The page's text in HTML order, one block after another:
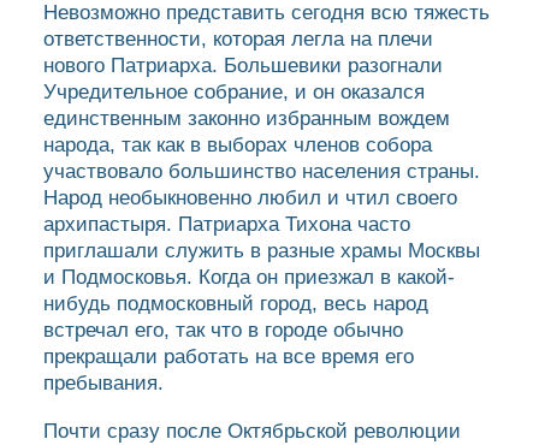
Невозможно представить сегодня всю тяжесть
ответственности, которая легла на плечи
нового Патриарха. Большевики разогнали
Учредительное собрание, и он оказался
единственным законно избранным вождем
народа, так как в выборах членов собора
участвовало большинство населения страны.
Народ необыкновенно любил и чтил своего
архипастыря. Патриарха Тихона часто
приглашали служить в разные храмы Москвы
и Подмосковья. Когда он приезжал в какой-
нибудь подмосковный город, весь народ
встречал его, так что в городе обычно
прекращали работать на все время его
пребывания.
Почти сразу после Октябрьской революции